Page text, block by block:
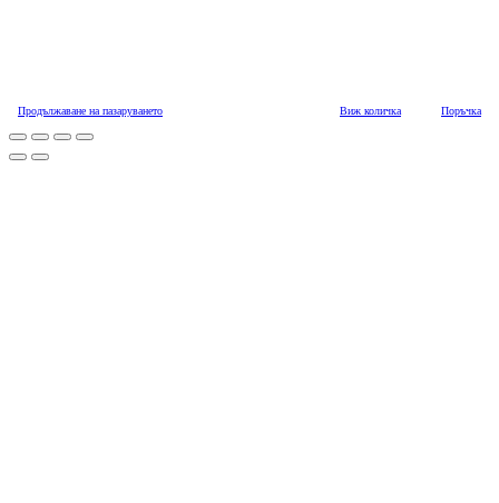
Продължаване на пазаруването Виж количка Поръчка